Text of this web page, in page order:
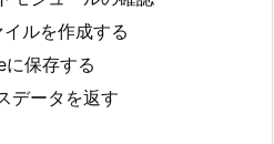
ルを作成する
保存する
ータを返す